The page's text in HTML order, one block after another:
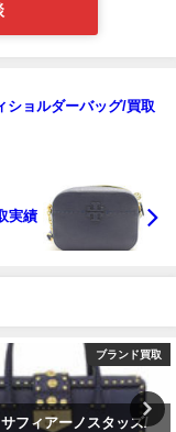
ョルダーバッグ/買取
実績
ブランド買取
フィアーノスタッズ/